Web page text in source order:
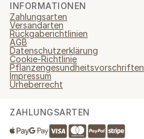
INFORMATIONEN
Zahlungsarten
Versandarten
Rückgaberichtlinien
AGB
Datenschutzerklärung
Cookie-Richtlinie
Pflanzengesundheitsvorschriften
Impressum
Urheberrecht
ZAHLUNGSARTEN